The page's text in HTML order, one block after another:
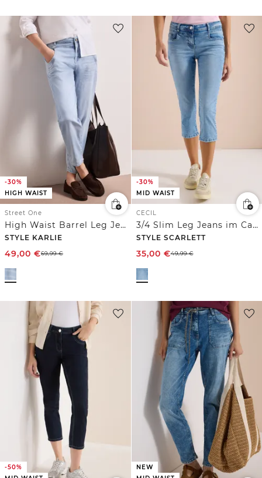
-30%
HIGH WAIST
Street One
High Waist Barrel Leg Jeans im Loose Fit
STYLE KARLIE
49,00 €69,99€
-30%
MID WAIST
CECIL
3/4 Slim Leg Jeans im Casual Fit
STYLE SCARLETT
35,00 €49,99€
-50%
NEW